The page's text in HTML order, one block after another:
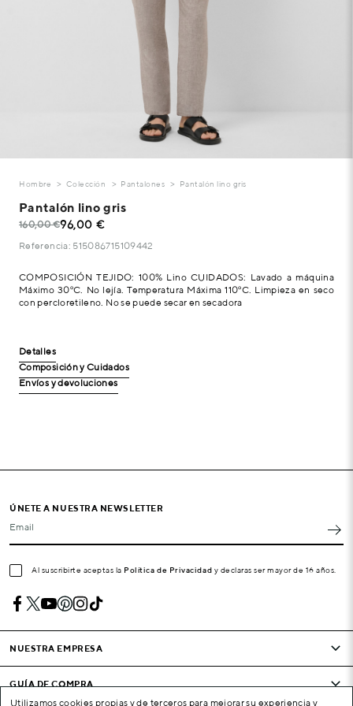
Hombre Colección Pantalones Pantalón lino gris
Pantalón lino gris
160,00 €96,00 €
Referencia: 515086715109442
COMPOSICIÓN TEJIDO: 100% Lino CUIDADOS: Lavado a máquina
Máximo 30ºC. No lejía. Temperatura Máxima 110ºC. Limpieza en seco
con percloretileno. No se puede secar en secadora
Detalles
Composición y Cuidados
Envíos y devoluciones
ÚNETE A NUESTRA NEWSLETTER
Email
Al suscribirte aceptas la Política de Privacidad y declaras ser mayor de 16 años.
NUESTRA EMPRESA
GUÍA DE COMPRA
Utilizamos cookies propias y de terceros para mejorar su experiencia y